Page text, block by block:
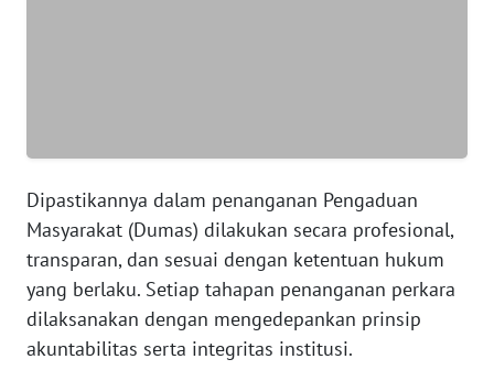
Dipastikannya dalam penanganan Pengaduan
Masyarakat (Dumas) dilakukan secara profesional,
transparan, dan sesuai dengan ketentuan hukum
yang berlaku. Setiap tahapan penanganan perkara
dilaksanakan dengan mengedepankan prinsip
akuntabilitas serta integritas institusi.
WN
NTT
WN